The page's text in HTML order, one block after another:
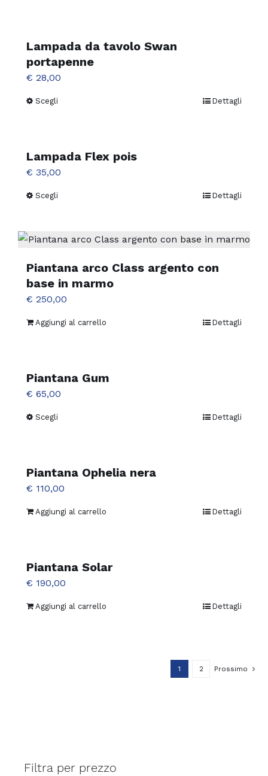
Lampada da tavolo Swan
portapenne
€ 28,00
Scegli
più
varianti.
essere
nella
pagina
del
prodotto
Dettagli
Lampada Flex pois
€ 35,00
Scegli
varianti.
Le
opzioni
pagina
del
Dettagli
Piantana arco Class argento con
base in marmo
€ 250,00
Aggiungi al carrello Dettagli
Piantana Gum
€ 65,00
Scegli
più
varianti.
opzioni
scelte
nella
pagina
Dettagli
Piantana Ophelia nera
€ 110,00
Aggiungi al carrello Dettagli
Piantana Solar
€ 190,00
Aggiungi al carrello Dettagli
1 2 Prossimo
Filtra per prezzo